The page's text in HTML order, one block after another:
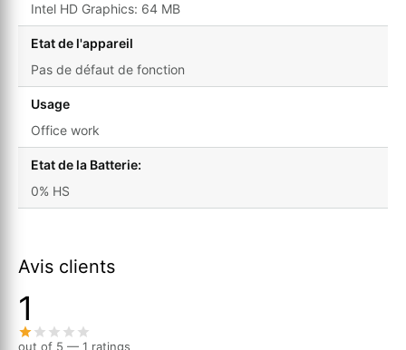
Intel HD Graphics: 64 MB
Etat de l'appareil
Pas de défaut de fonction
Usage
Office work
Etat de la Batterie:
0% HS
Avis clients
1
out of 5 — 1 ratings